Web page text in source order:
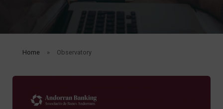
Home Observatory